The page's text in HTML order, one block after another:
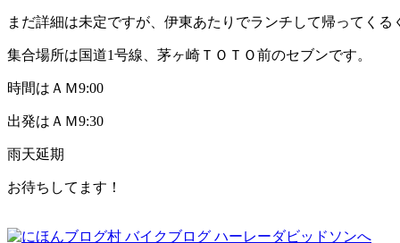
まだ詳細は未定ですが、伊東あたりでランチして帰ってく
集合場所は国道1号線、茅ヶ崎ＴＯＴＯ前のセブンです。
時間はＡＭ9:00
出発はＡＭ9:30
雨天延期
お待ちしてます！